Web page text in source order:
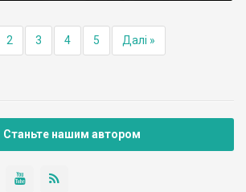
2 3 4 5 Далі »
Станьте нашим автором